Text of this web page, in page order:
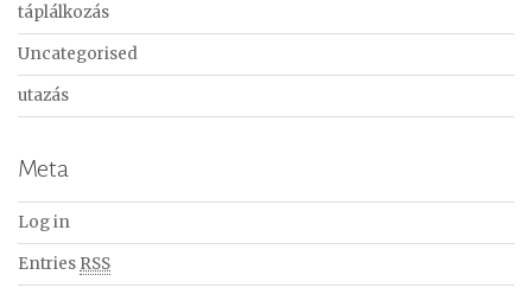
táplálkozás
Uncategorised
utazás
Meta
Log in
Entries RSS